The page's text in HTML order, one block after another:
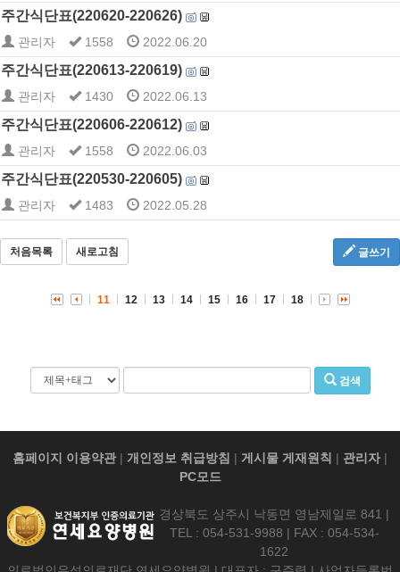
주간식단표(220620-220626)
관리자 1558 2022.06.20
주간식단표(220613-220619)
관리자 1430 2022.06.13
주간식단표(220606-220612)
관리자 1558 2022.06.03
주간식단표(220530-220605)
관리자 1483 2022.05.28
처음목록 새로고침 글쓰기
11 12 13 14 15 16 17 18
검색
홈페이지 이용약관| 개인정보 취급방침 | 게시물 게재원칙 | 관리자 |
PC모드
경상북도 상주시 낙동면 영남제일로 841 |
TEL : 054-531-9988 | FAX : 054-534-
1622